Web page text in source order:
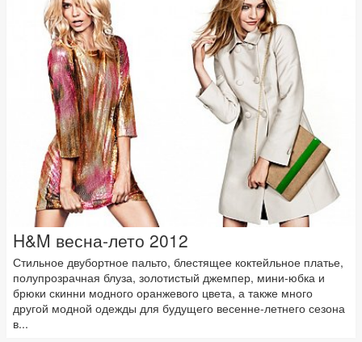
H&M весна-лето 2012
Стильное двубортное пальто, блестящее коктейльное платье,
полупрозрачная блуза, золотистый джемпер, мини-юбка и
брюки скинни модного оранжевого цвета, а также много
другой модной одежды для будущего весенне-летнего сезона
в...